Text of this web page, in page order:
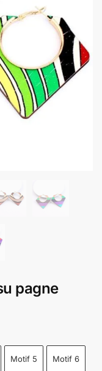
pagne
Motif 5 Motif 6